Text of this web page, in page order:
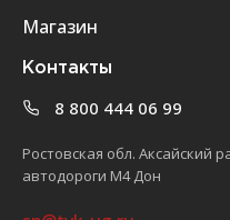
Магазин
Контакты
8 800 444 06 99
Ростовская обл. Аксайский
автодороги М4 Дон